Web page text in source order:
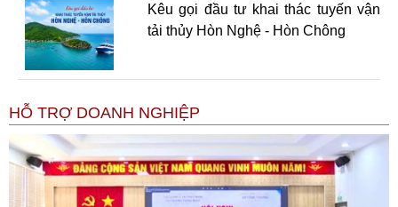
Kêu gọi đầu tư khai thác tuyến vận
tải thủy Hòn Nghệ - Hòn Chông
HỖ TRỢ DOANH NGHIỆP